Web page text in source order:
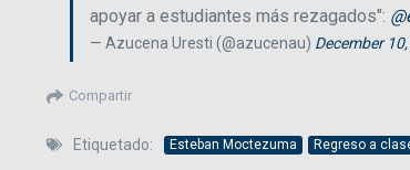
apoyar a estudiantes más rezagados":
— Azucena Uresti (@azucenau) December
Compartir
Etiquetado: Esteban Moctezuma Regreso a